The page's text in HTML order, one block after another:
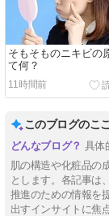
そもそものニキビの
て何？
11時間前
このブログのこ
具体
肌の構造や化粧品の
とします。各記事は
推進のための情報を
出すインサイトに焦